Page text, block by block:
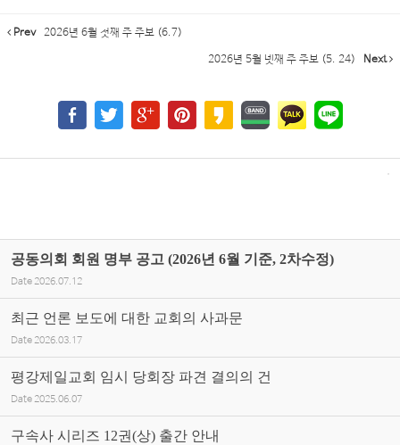
Prev 2026년 6월 첫째 주 주보 (6.7)
2026년 5월 넷째 주 주보 (5. 24) Next
공동의회 회원 명부 공고 (2026년 6월 기준, 2차수정)
Date 2026.07.12
최근 언론 보도에 대한 교회의 사과문
Date 2026.03.17
평강제일교회 임시 당회장 파견 결의의 건
Date 2025.06.07
구속사 시리즈 12권(상) 출간 안내